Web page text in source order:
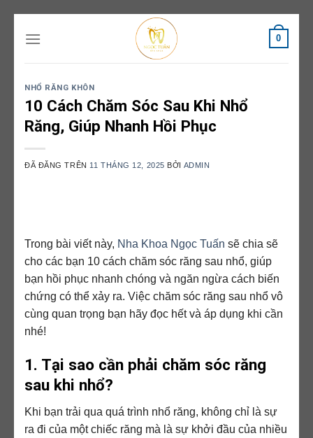
đến
0
NHỔ RĂNG KHÔN
10 Cách Chăm Sóc Sau Khi Nhổ
Răng, Giúp Nhanh Hồi Phục
ĐÃ ĐĂNG TRÊN 11 THÁNG 12, 2025 BỞI ADMIN
Trong bài viết này, Nha Khoa Ngọc Tuấn sẽ chia sẽ
cho các bạn 10 cách chăm sóc răng sau nhổ, giúp
bạn hồi phục nhanh chóng và ngăn ngừa cách biến
chứng có thể xảy ra. Việc chăm sóc răng sau nhổ vô
cùng quan trọng bạn hãy đọc hết và áp dụng khi cần
nhé!
1. Tại sao cần phải chăm sóc răng
sau khi nhổ?
Khi bạn trải qua quá trình nhổ răng, không chỉ là sự
ra đi của một chiếc răng mà là sự khởi đầu của nhiều